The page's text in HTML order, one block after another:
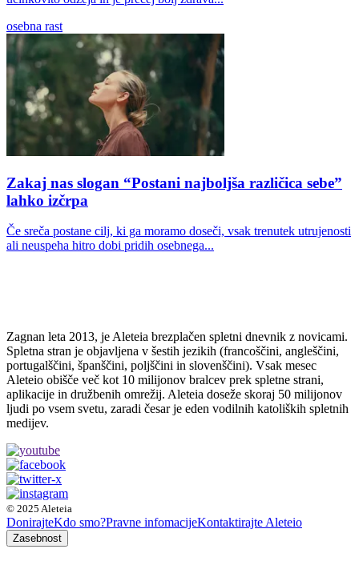
osebna rast
Zakaj nas slogan “Postani najboljša različica sebe”
lahko izčrpa
Če sreča postane cilj, ki ga moramo doseči, vsak trenutek utrujenosti
ali neuspeha hitro dobi pridih osebnega...
Zagnan leta 2013, je Aleteia brezplačen spletni dnevnik z novicami.
Spletna stran je objavljena v šestih jezikih (francoščini, angleščini,
portugalščini, španščini, poljščini in slovenščini). Vsak mesec
Aleteio obišče več kot 10 milijonov bralcev prek spletne strani,
aplikacije in družbenih omrežij. Aleteia doseže skoraj 50 milijonov
ljudi po vsem svetu, zaradi česar je eden vodilnih katoliških spletnih
medijev.
© 2025 Aleteia
DonirajteKdo smo?Pravne infomacijeKontaktirajte Aleteio
Zasebnost